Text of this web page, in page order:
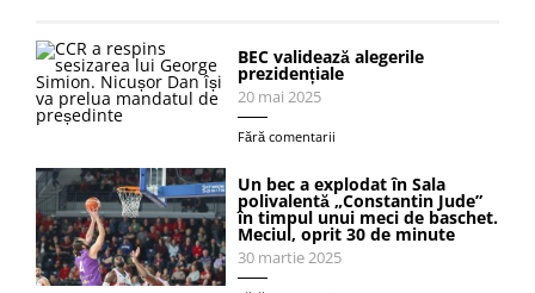
BEC validează alegerile
prezidențiale
20 mai 2025
Fără comentarii
Un bec a explodat în Sala
polivalentă „Constantin Jude”
în timpul unui meci de baschet.
Meciul, oprit 30 de minute
30 martie 2025